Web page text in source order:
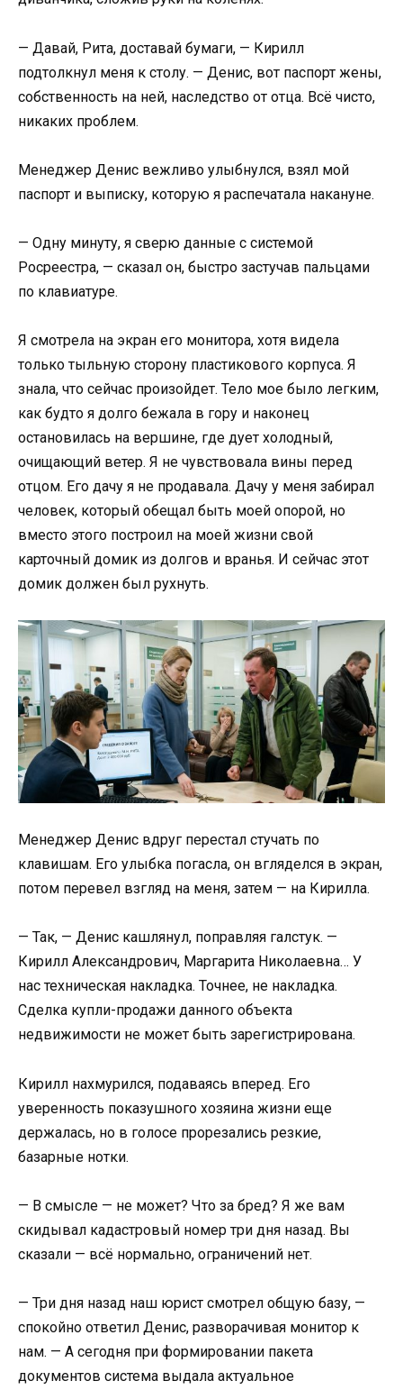
— Давай, Рита, доставай бумаги, — Кирилл
подтолкнул меня к столу. — Денис, вот паспорт жены,
собственность на ней, наследство от отца. Всё чисто,
никаких проблем.
Менеджер Денис вежливо улыбнулся, взял мой
паспорт и выписку, которую я распечатала накануне.
— Одну минуту, я сверю данные с системой
Росреестра, — сказал он, быстро застучав пальцами
по клавиатуре.
Я смотрела на экран его монитора, хотя видела
только тыльную сторону пластикового корпуса. Я
знала, что сейчас произойдет. Тело мое было легким,
как будто я долго бежала в гору и наконец
остановилась на вершине, где дует холодный,
очищающий ветер. Я не чувствовала вины перед
отцом. Его дачу я не продавала. Дачу у меня забирал
человек, который обещал быть моей опорой, но
вместо этого построил на моей жизни свой
карточный домик из долгов и вранья. И сейчас этот
домик должен был рухнуть.
Менеджер Денис вдруг перестал стучать по
клавишам. Его улыбка погасла, он вгляделся в экран,
потом перевел взгляд на меня, затем — на Кирилла.
— Так, — Денис кашлянул, поправляя галстук. —
Кирилл Александрович, Маргарита Николаевна… У
нас техническая накладка. Точнее, не накладка.
Сделка купли-продажи данного объекта
недвижимости не может быть зарегистрирована.
Кирилл нахмурился, подаваясь вперед. Его
уверенность показушного хозяина жизни еще
держалась, но в голосе прорезались резкие,
базарные нотки.
— В смысле — не может? Что за бред? Я же вам
скидывал кадастровый номер три дня назад. Вы
сказали — всё нормально, ограничений нет.
— Три дня назад наш юрист смотрел общую базу, —
спокойно ответил Денис, разворачивая монитор к
нам. — А сегодня при формировании пакета
документов система выдала актуальное